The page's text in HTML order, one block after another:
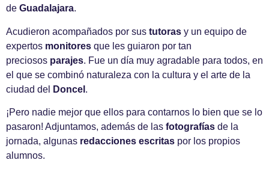
de Guadalajara.
Acudieron acompañados por sus tutoras y un equipo de
expertos monitores que les guiaron por tan
preciosos parajes. Fue un día muy agradable para todos, en
el que se combinó naturaleza con la cultura y el arte de la
ciudad del
Doncel .
¡Pero nadie mejor que ellos para contarnos lo bien que se lo
pasaron! Adjuntamos, además de las fotografías de la
jornada, algunas redacciones escritas por los propios
alumnos.